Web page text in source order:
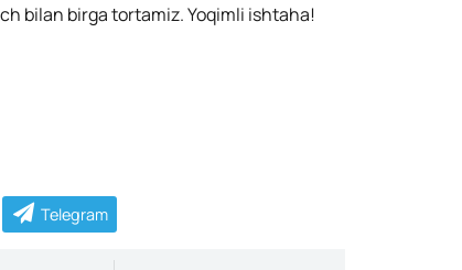
bilan birga tortamiz. Yoqimli ishtaha!
Telegram